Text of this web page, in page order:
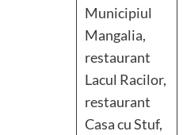
Municipiul
Mangalia,
restaurant
Lacul Racilor,
restaurant
Casa cu Stuf,